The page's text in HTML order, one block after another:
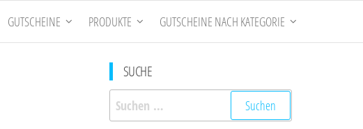
GUTSCHEINE PRODUKTE GUTSCHEINE NACH KATEGORIE
SUCHE
Suchen
nach: